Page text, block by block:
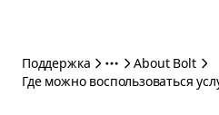
Поддержка
About Bolt
Где можно воспользоваться